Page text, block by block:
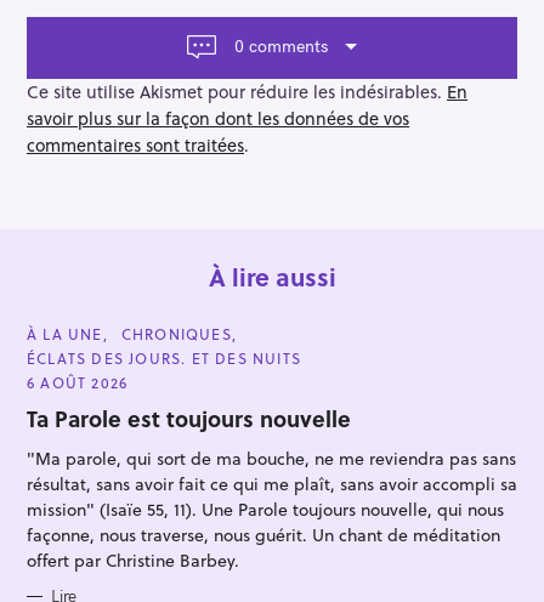
g
i
o
n
0 comments
Ce site utilise Akismet pour réduire les indésirables. En
savoir plus sur la façon dont les données de vos
commentaires sont traitées.
À lire aussi
C
A
T
E
O
R
E
À LA UNE
CHRONIQUES
ÉCLATS DES JOURS. ET DES NUITS
6 AOÛT 2026
Ta Parole est toujours nouvelle
"Ma parole, qui sort de ma bouche, ne me reviendra pas sans
résultat, sans avoir fait ce qui me plaît, sans avoir accompli sa
mission" (Isaïe 55, 11). Une Parole toujours nouvelle, qui nous
façonne, nous traverse, nous guérit. Un chant de méditation
offert par Christine Barbey.
Lire